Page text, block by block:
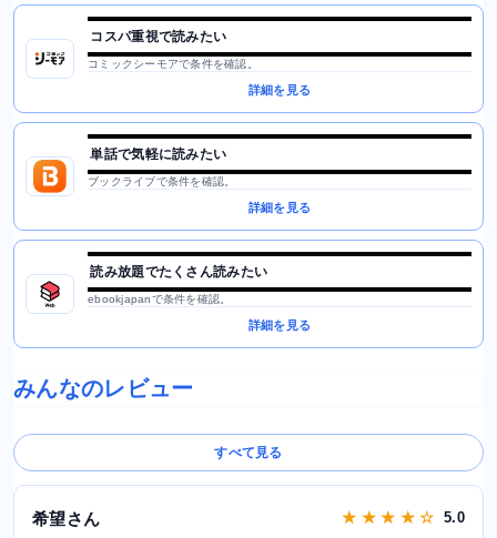
コスパ重視で読みたい
コミックシーモアで条件を確認。
詳細を見る
単話で気軽に読みたい
ブックライブで条件を確認。
詳細を見る
読み放題でたくさん読みたい
ebookjapanで条件を確認。
詳細を見る
みんなのレビュー
すべて見る
希望さん ★ ★ ★ ★ ☆ 5.0